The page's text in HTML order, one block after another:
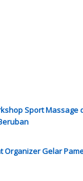
Sport Massage
Organizer Gelar